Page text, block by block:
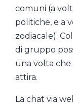
comuni (a
politiche, e a
zodiacale).
di gruppo
una volta
attira.
La chat via